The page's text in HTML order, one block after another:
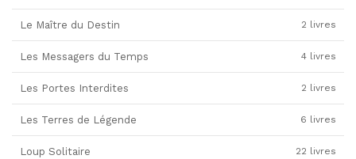
Le Maître du Destin 2 livres
Les Messagers du Temps 4 livres
Les Portes Interdites 2 livres
Les Terres de Légende 6 livres
Loup Solitaire 22 livres